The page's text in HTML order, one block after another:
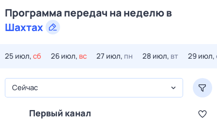
Программа передач на неделюв
Шахтах
25 июл,сб 26 июл, вс 27 июл, пн 28 июл, вт 29 июл,
Сейчас
Первый канал